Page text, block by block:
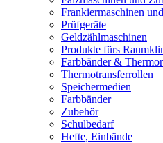
Frankiermaschinen
Prüfgeräte
Geldzählmaschinen
Produkte fürs
Farbbänder &
Thermotransferrollen
Speichermedien
Farbbänder
Zubehör
Schulbedarf
Hefte, Einbände